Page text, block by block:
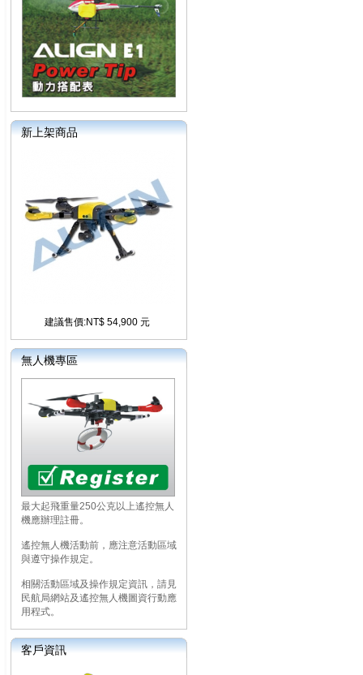
新上架商品
建議售價:NT$ 54,900 元
無人機專區
最大起飛重量250公克以上遙控無人
機應辦理註冊。
遙控無人機活動前，應注意活動區域
與遵守操作規定。
相關活動區域及操作規定資訊，請見
民航局網站及遙控無人機圖資行動應
用程式。
客戶資訊